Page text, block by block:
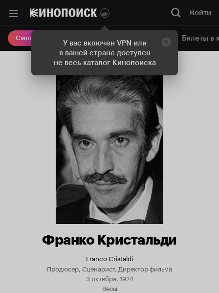
У вас включен VPN или
в вашей стране доступен
не весь каталог Кинопоиска
Войти
Смотреть кино Онлайн-кинотеатр Билеты в
Франко Кристальди
Franco Cristaldi
Продюсер, Сценарист, Директор фильма
3 октября, 1924
Весы